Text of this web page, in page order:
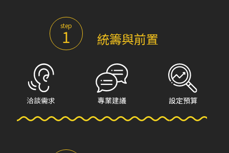
step
1 統籌與前置
洽談需求 專業建議 設定預算